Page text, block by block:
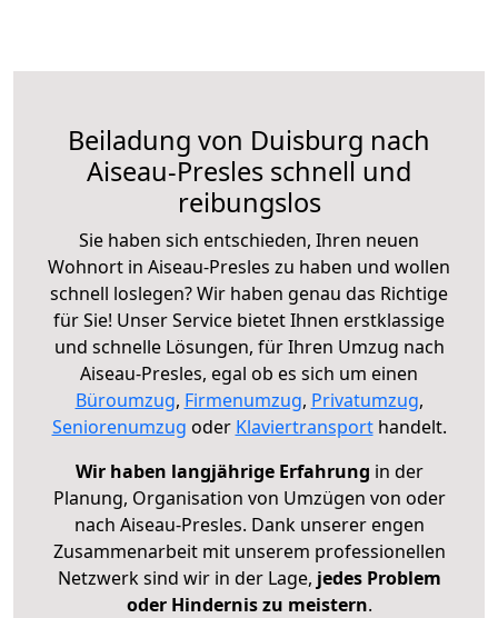
Beiladung von Duisburg nach
Aiseau-Presles schnell und
reibungslos
Sie haben sich entschieden, Ihren neuen
Wohnort in Aiseau-Presles zu haben und wollen
schnell loslegen? Wir haben genau das Richtige
für Sie! Unser Service bietet Ihnen erstklassige
und schnelle Lösungen, für Ihren Umzug nach
Aiseau-Presles, egal ob es sich um einen
Büroumzug, Firmenumzug, Privatumzug,
Seniorenumzug oder Klaviertransporthandelt.
Wir haben langjährige Erfahrung in der
Planung, Organisation von Umzügen von oder
nach Aiseau-Presles. Dank unserer engen
Zusammenarbeit mit unserem professionellen
Netzwerk sind wir in der Lage, jedes Problem
oder Hindernis zu meistern.